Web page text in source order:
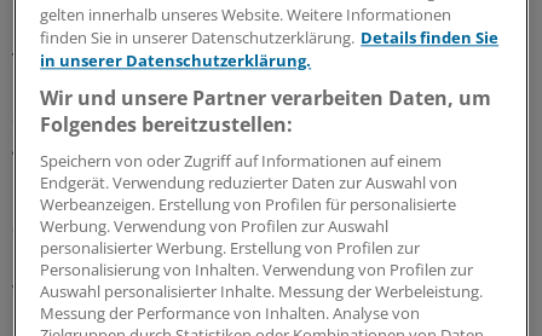
Nahmen Hausärzte eine Tastuntersuchung der Prostata
vor, um bei Männern ohne bekannten Prostatakrebs
nach einem Tumor zu fahnden, erreichten sie eine
Sensitivität von 0,51. Die Spezifität lag, über alle Studien
gesehen, bei 0,59.
Der positive Vorhersagewert eines Tastbefundes betrug
0,41, der negative Vorhersagewert eines fehlenden
Befundes 0,64. Die Qualität der verwendeten Studien
war insgesamt niedrig.
gelten innerhalb unseres Website. Weitere Informationen
finden Sie in unserer Datenschutzerklärung. Details finden Sie
in unserer Datenschutzerklärung.
Wir und unsere Partner verarbeiten Daten, um
Folgendes bereitzustellen:
Speichern von oder Zugriff auf Informationen auf einem
Endgerät. Verwendung reduzierter Daten zur Auswahl von
Werbeanzeigen. Erstellung von Profilen für personalisierte
Werbung. Verwendung von Profilen zur Auswahl
personalisierter Werbung. Erstellung von Profilen zur
Personalisierung von Inhalten. Verwendung von Profilen zur
Auswahl personalisierter Inhalte. Messung der Werbeleistung.
Messung der Performance von Inhalten. Analyse von